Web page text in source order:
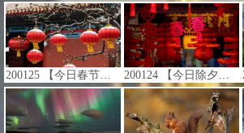
200125 【今日春节】 (© bingdian/iStock/Getty Images Plus) 200124 【今日除夕】 (© Calvin Chan Wai Meng/Getty Images)